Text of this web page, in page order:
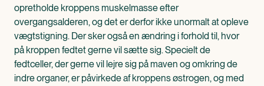
opretholde kroppens muskelmasse efter
overgangsalderen, og det er derfor ikke unormalt at opleve
vægtstigning. Der sker også en ændring i forhold til, hvor
på kroppen fedtet gerne vil sætte sig. Specielt de
fedtceller, der gerne vil lejre sig på maven og omkring de
indre organer, er påvirkede af kroppens østrogen, og med